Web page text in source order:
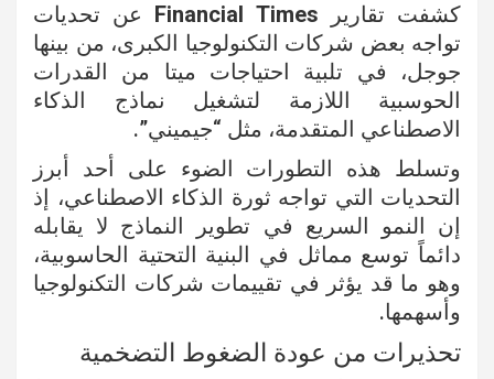
كشفت تقارير Financial Times عن تحديات
تواجه بعض شركات التكنولوجيا الكبرى، من بينها
جوجل، في تلبية احتياجات ميتا من القدرات
الحوسبية اللازمة لتشغيل نماذج الذكاء
الاصطناعي المتقدمة، مثل “جيميني”.
وتسلط هذه التطورات الضوء على أحد أبرز
التحديات التي تواجه ثورة الذكاء الاصطناعي، إذ
إن النمو السريع في تطوير النماذج لا يقابله
دائماً توسع مماثل في البنية التحتية الحاسوبية،
وهو ما قد يؤثر في تقييمات شركات التكنولوجيا
وأسهمها.
تحذيرات من عودة الضغوط التضخمية